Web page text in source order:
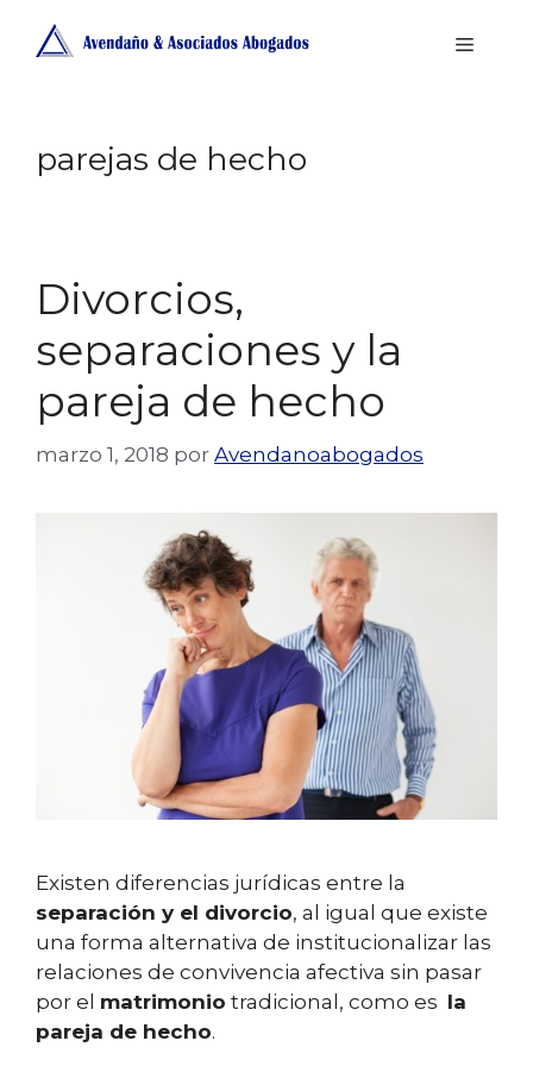
MENÚ
parejas de hecho
Divorcios,
separaciones y la
pareja de hecho
marzo 1, 2018 por Avendanoabogados
Existen diferencias jurídicas entre la
separación y el divorcio, al igual que existe
una forma alternativa de institucionalizar las
relaciones de convivencia afectiva sin pasar
por el matrimonio tradicional, como es la
pareja de hecho.